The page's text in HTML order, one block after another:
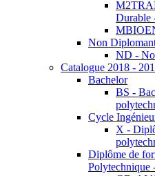
Non
ND -
Catalogue 2018 -
Bachelor
BS -
Cycle
X -
Diplôme de